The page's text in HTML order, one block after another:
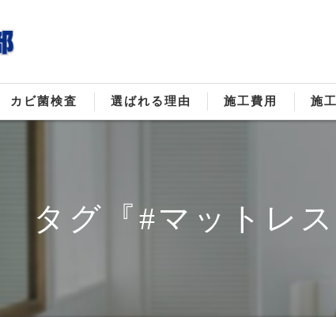
取り
カビ菌検査 選ばれる理由 施工費用 施
タグ『#マットレ